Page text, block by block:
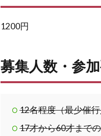
1200円
募集人数・参
12名程度（最少催
17才から60才まで